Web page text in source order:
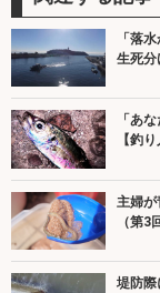
「落
生死分
「あ
【釣
主婦
（第3
堤防